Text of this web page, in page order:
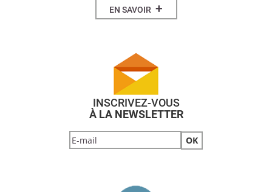
EN SAVOIR +
INSCRIVEZ-VOUS
À LA NEWSLETTER